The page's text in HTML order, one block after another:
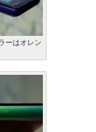
ーはオレン